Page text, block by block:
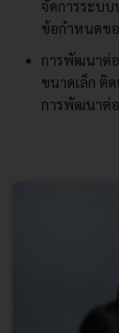
จัดการระบ
ข้อกำหนดข
การพัฒนาต่
ขนาดเล็ก ติ
การพัฒนาต่อ